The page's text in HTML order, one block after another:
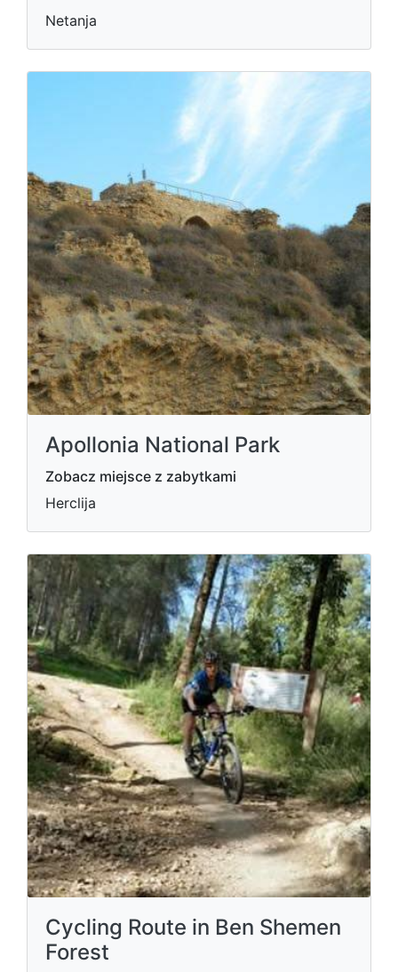
Netanja
Apollonia National Park
Zobacz miejsce z zabytkami
Herclija
Cycling Route in Ben Shemen
Forest